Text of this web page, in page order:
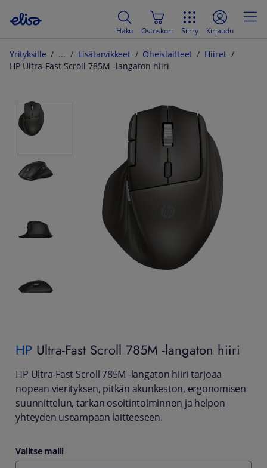
Haku Ostoskori Siirry Kirjaudu
Yrityksille Lisätarvikkeet Oheislaitteet
Hiiret
HP Ultra-Fast Scroll 785M -langaton hiiri
HP Ultra-Fast Scroll 785M -langaton hiiri
HP Ultra-Fast Scroll 785M -langaton hiiri tarjoaa
nopean vierityksen, pitkän akunkeston, ergonomisen
suunnittelun, tarkan osoitintoiminnon ja helpon
yhteyden useampaan laitteeseen.
Valitse malli